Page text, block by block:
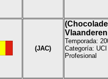
(JAC)
Vlaanderen
Temporada:
Categoría:
Profesional